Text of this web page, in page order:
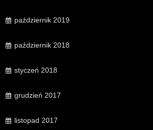
październik 2019
październik 2018
styczeń 2018
grudzień 2017
listopad 2017